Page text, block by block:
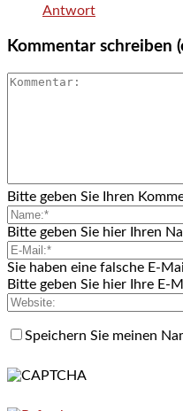
Antwort
Kommentar schreiben
Bitte geben Sie Ihren
Bitte geben Sie hier Ihren
Sie haben eine falsche E-
Bitte geben Sie hier Ihre E-
Speichern Sie meinen